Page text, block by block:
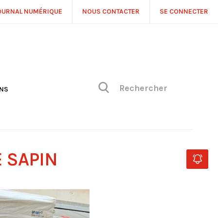
NUMÉRIQUE NOUS CONTACTER SE CONNECTER
SAPIN